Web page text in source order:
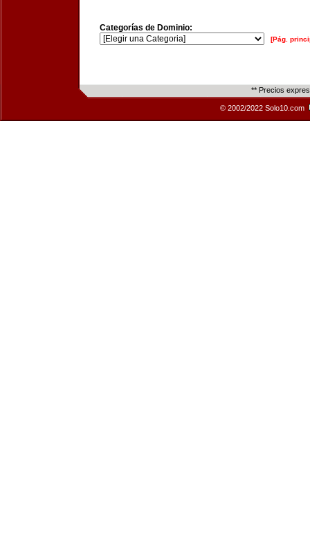
Categorías de Dominio:
[Pág.
** Precios
© 2002/2022 Solo10.com